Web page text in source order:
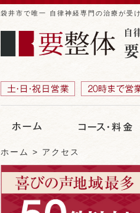
袋井市で唯一 自律神経専門の治療が受
ホーム アクセス